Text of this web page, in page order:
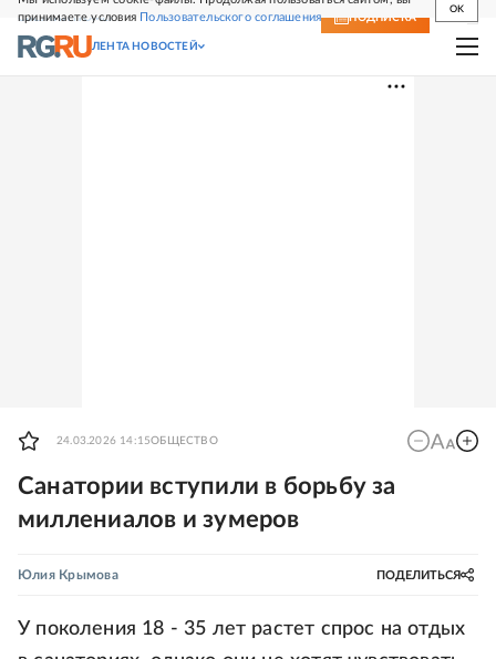
принимаете условия Пользовательского соглашения
OK
СВЕЖИЙ НОМЕР ПОДПИСКА
ЛЕНТА НОВОСТЕЙ
24.03.2026 14:15ОБЩЕСТВО
Санатории вступили в борьбу за
миллениалов и зумеров
Юлия Крымова ПОДЕЛИТЬСЯ
У поколения 18 - 35 лет растет спрос на отдых